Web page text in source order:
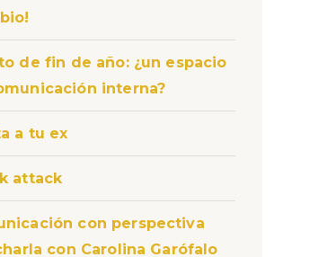
de fin de año: ¿un espacio
interna?
a tu ex
attack
con perspectiva
con Carolina Garófalo